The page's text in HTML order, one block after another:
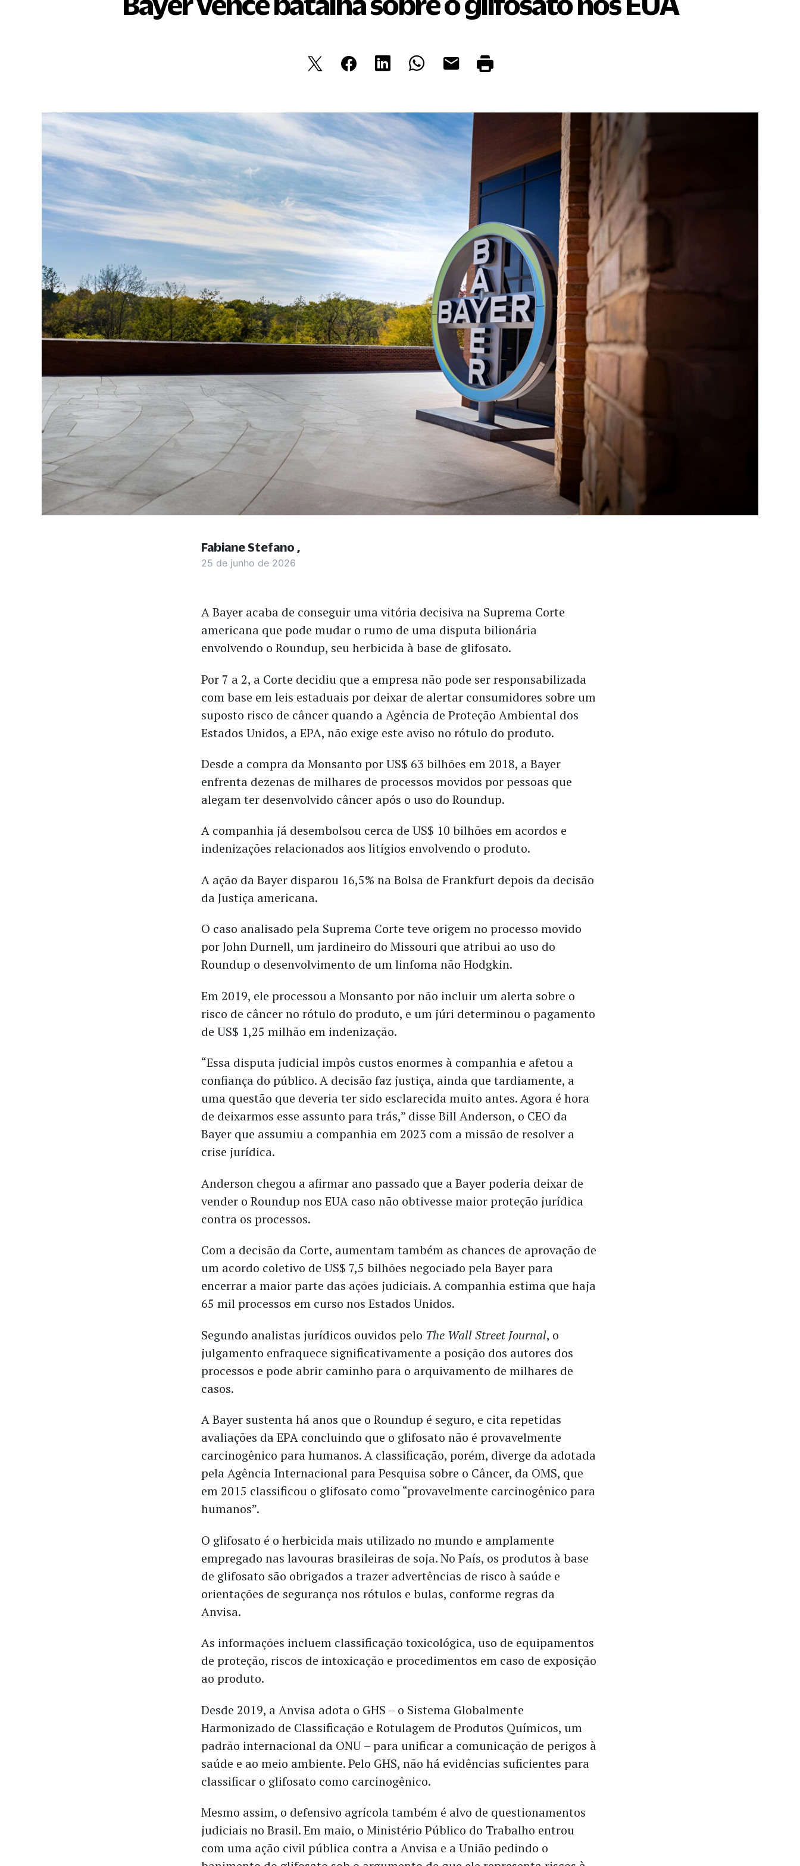
25 de junho de 2026
A Bayer acaba de conseguir uma vitória decisiva na Suprema Corte
americana que pode mudar o rumo de uma disputa bilionária
envolvendo o Roundup, seu herbicida à base de glifosato.
Por 7 a 2, a Corte decidiu que a empresa não pode ser responsabilizada
com base em leis estaduais por deixar de alertar consumidores sobre um
suposto risco de câncer quando a Agência de Proteção Ambiental dos
Estados Unidos, a EPA, não exige este aviso no rótulo do produto.
Desde a compra da Monsanto por US$ 63 bilhões em 2018, a Bayer
enfrenta dezenas de milhares de processos movidos por pessoas que
alegam ter desenvolvido câncer após o uso do Roundup.
A companhia já desembolsou cerca de US$ 10 bilhões em acordos e
indenizações relacionados aos litígios envolvendo o produto.
A ação da Bayer disparou 16,5% na Bolsa de Frankfurt depois da decisão
da Justiça americana.
O caso analisado pela Suprema Corte teve origem no processo movido
por John Durnell, um jardineiro do Missouri que atribui ao uso do
Roundup o desenvolvimento de um linfoma não Hodgkin.
Em 2019, ele processou a Monsanto por não incluir um alerta sobre o
risco de câncer no rótulo do produto, e um júri determinou o pagamento
de US$ 1,25 milhão em indenização.
“Essa disputa judicial impôs custos enormes à companhia e afetou a
confiança do público. A decisão faz justiça, ainda que tardiamente, a
uma questão que deveria ter sido esclarecida muito antes. Agora é hora
de deixarmos esse assunto para trás,” disse Bill Anderson, o CEO da
Bayer que assumiu a companhia em 2023 com a missão de resolver a
crise jurídica.
Anderson chegou a afirmar ano passado que a Bayer poderia deixar de
vender o Roundup nos EUA caso não obtivesse maior proteção jurídica
contra os processos.
Com a decisão da Corte, aumentam também as chances de aprovação de
um acordo coletivo de US$ 7,5 bilhões negociado pela Bayer para
encerrar a maior parte das ações judiciais. A companhia estima que haja
65 mil processos em curso nos Estados Unidos.
Segundo analistas jurídicos ouvidos pelo The Wall Street Journal, o
julgamento enfraquece significativamente a posição dos autores dos
processos e pode abrir caminho para o arquivamento de milhares de
casos.
A Bayer sustenta há anos que o Roundup é seguro, e cita repetidas
avaliações da EPA concluindo que o glifosato não é provavelmente
carcinogênico para humanos. A classificação, porém, diverge da adotada
pela Agência Internacional para Pesquisa sobre o Câncer, da OMS, que
em 2015 classificou o glifosato como “provavelmente carcinogênico para
humanos”.
O glifosato é o herbicida mais utilizado no mundo e amplamente
empregado nas lavouras brasileiras de soja. No País, os produtos à base
de glifosato são obrigados a trazer advertências de risco à saúde e
orientações de segurança nos rótulos e bulas, conforme regras da
Anvisa.
As informações incluem classificação toxicológica, uso de equipamentos
de proteção, riscos de intoxicação e procedimentos em caso de exposição
ao produto.
Desde 2019, a Anvisa adota o GHS – o Sistema Globalmente
Harmonizado de Classificação e Rotulagem de Produtos Químicos, um
padrão internacional da ONU – para unificar a comunicação de perigos à
saúde e ao meio ambiente. Pelo GHS, não há evidências suficientes para
classificar o glifosato como carcinogênico.
Mesmo assim, o defensivo agrícola também é alvo de questionamentos
judiciais no Brasil. Em maio, o Ministério Público do Trabalho entrou
com uma ação civil pública contra a Anvisa e a União pedindo o
Fabiane Stefano